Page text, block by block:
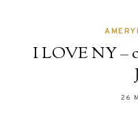
I LOVE NY –
26